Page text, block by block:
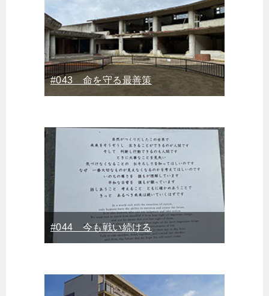
#043 命を守る最善策
#044 今も戦い続ける